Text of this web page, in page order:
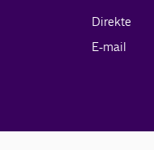
Direkte
E-mail